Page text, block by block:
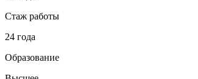
Стаж работы
24 года
Образование